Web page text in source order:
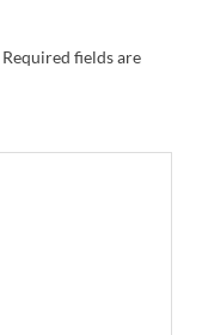
Required fields are